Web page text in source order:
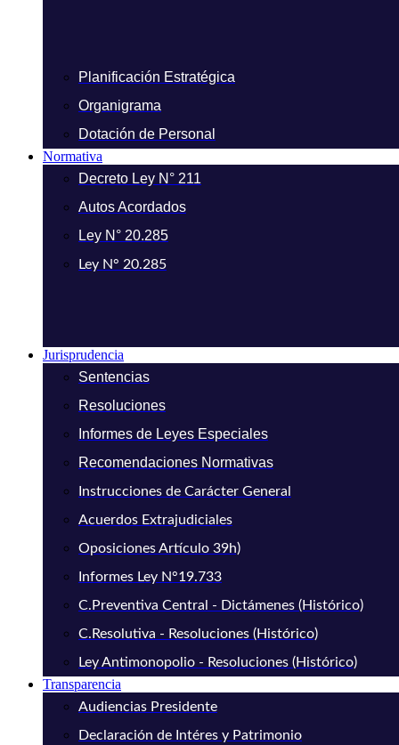
Planificación Estratégica
Organigrama
Dotación de Personal
Normativa
Decreto Ley N° 211
Autos Acordados
Ley N° 20.285
Ley N° 20.285
Jurisprudencia
Sentencias
Resoluciones
Informes de Leyes Especiales
Recomendaciones Normativas
Instrucciones de Carácter General
Acuerdos Extrajudiciales
Oposiciones Artículo 39h)
Informes Ley N°19.733
C.Preventiva Central - Dictámenes (Histórico)
C.Resolutiva - Resoluciones (Histórico)
Ley Antimonopolio - Resoluciones (Histórico)
Transparencia
Audiencias Presidente
Declaración de Intéres y Patrimonio